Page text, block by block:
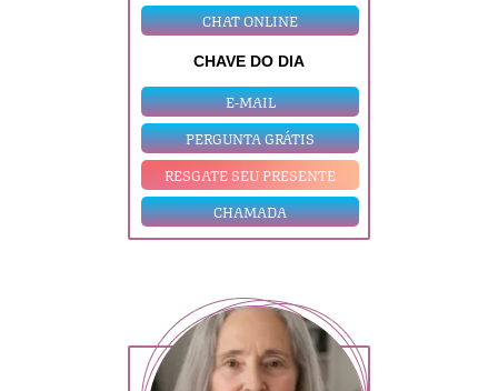
CHAT ONLINE
CHAVE DO DIA
E-MAIL
PERGUNTA GRÁTIS
RESGATE SEU PRESENTE
CHAMADA